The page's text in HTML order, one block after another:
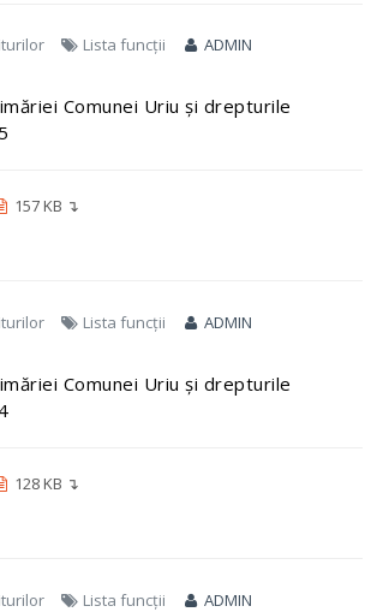
Lista funcții ADMIN
Comunei Uriu și drepturile
157 KB ↴
Lista funcții ADMIN
Comunei Uriu și drepturile
128 KB ↴
Lista funcții ADMIN